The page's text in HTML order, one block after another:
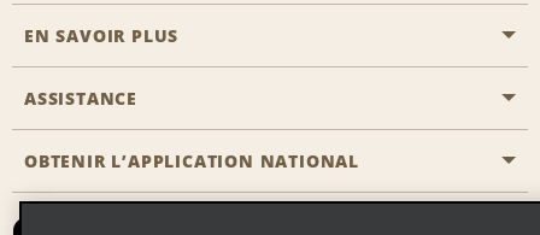
Passer une réservation
Solutions pour les professionnels
EN SAVOIR PLUS
Carrière
ASSISTANCE
Accessibilité
Nous contacter
OBTENIR L’APPLICATION NATIONAL